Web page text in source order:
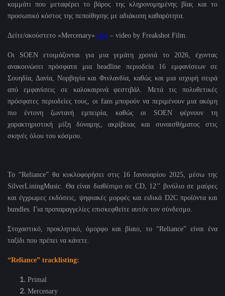
κομμάτι που μεταφέρει το βάρος της κληρονομημένης βίας και το
προσωπικό κόστος της πεποίθησης με αδιάκοπη καθαρότητα.
Δείτε/ακούστετο «Mercenary» εδώ – video by Freakshot Film.
Οι SOEN ετοιμάζονται για μια γεμάτη χρονιά το 2026, έχοντας
ανακοινώσει πρόσφατα μιαheadline περιοδεία 16 εμφανίσεων σε
Σουηδία, Δανία, Νορβηγία και Φινλανδία, καθώς και μια ισχυρή σειρά
από εμφανίσεις σε καλοκαιρινά φεστιβάλ. Μετά τις πολυθετικές
πρόσφατες περιοδείες τους, οι fansμπορούν να περιμένουν μια ακόμη
πιο έντονη ζωντανή εμπειρία, καθώς οι SOEN φέρνουν τη
χαρακτηριστική μίξη δύναμης, ακρίβειας και συναισθήματος στις
σκηνές όλου του κόσμου.
Το “Reliance” θα κυκλοφορήσει στις 16 Ιανουαρίου 2025, μέσω της
SilverLiningMusic. Θα είναι διαθέσιμο σε CD, 12’’ βινύλιο σε μαύρες
και έγχρωμες εκδόσεις, ψηφιακές μορφές και ειδικά D2Cπροϊόντα και
bundles. Για προπαραγγελίες επισκεφθείτε αυτόν τον σύνδεσμο.
Στοχαστικό, προκλητικό, όμορφο και βίαιο, το “Reliance” είναι ένα
ταξίδι που πρέπει να κάνετε.
“Reliance” tracklisting:
Primal
Mercenary